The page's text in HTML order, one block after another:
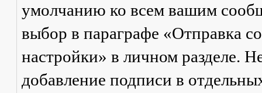
умолчанию ко всем вашим
выбор в параграфе «Отправка
настройки» в личном разделе.
добавление подписи в